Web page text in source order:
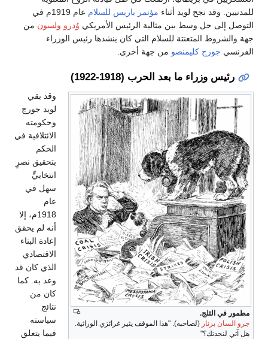
للمدنيين. وقد نجح لويد أثناء مؤتمر باريس للسلام
عام 1919م في
التوصل إلى حل وسط بين مثالية الرئيس الأمريكي وُدرو ولسون من
جهة والشروط المتعنتة للسلام التي كان ينشدها رئيس الوزراء
الفرنسي جورج كليمنصو من جهة أخرى.
رئيس وزراء ما بعد الحرب (1918-1922)
مطمور في الثلج.
جرو السان برنار (لصاحبه). "هذا الموقف يثير غرائزي الوراثية.
هل آتي لنجدتك؟"
وقد بقي
لويد جورج
وحكومته
الائتلافية في
الحكم
بتحقيق نصرٍ
انتخابيٍّ
سهل في
عام
1918م، إلا
أنه لم يحقق
إعادة البناء
الاقتصادي
الذي كان قد
وعد به. كما
كان من
نتائج
سياسته
فيما يتعلق